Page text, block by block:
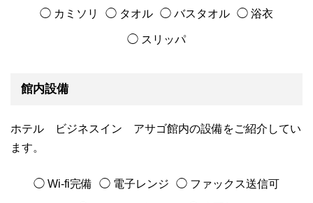
◯ カミソリ ◯ タオル ◯ バスタオル ◯ 浴衣
◯ スリッパ
館内設備
ホテル ビジネスイン アサゴ館内の設備をご紹介してい
ます。
◯ Wi-fi完備 ◯ 電子レンジ ◯ ファックス送信可